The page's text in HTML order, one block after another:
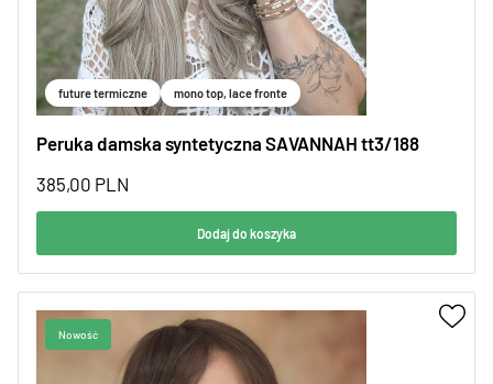
future termiczne mono top, lace fronte
Peruka damska syntetyczna SAVANNAH tt3/188
385,00 PLN
Dodaj do koszyka